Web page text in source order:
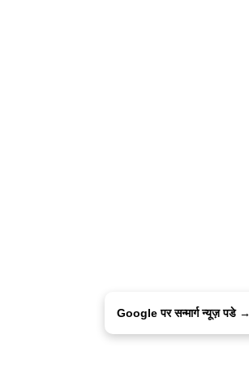
Google पर सन्मार्ग न्यूज़ पडे →